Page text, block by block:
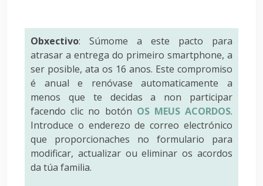
Obxectivo: Súmome a este pacto para
atrasar a entrega do primeiro smartphone, a
ser posible, ata os 16 anos. Este compromiso
é anual e renóvase automaticamente a
menos que te decidas a non participar
facendo clic no botón OS MEUS ACORDOS.
Introduce o enderezo de correo electrónico
que proporcionaches no formulario para
modificar, actualizar ou eliminar os acordos
da túa familia.